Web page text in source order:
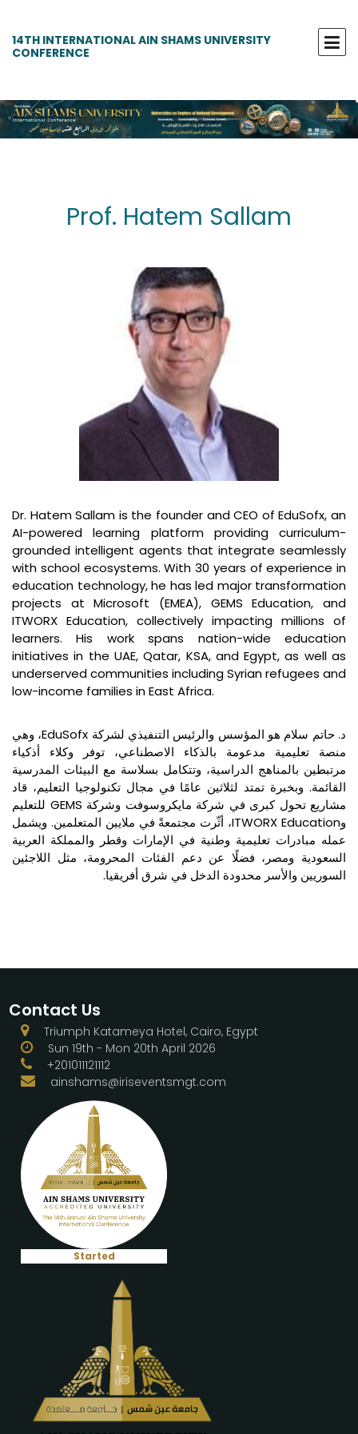
14TH INTERNATIONAL AIN SHAMS UNIVERSITY
CONFERENCE
Prof. Hatem Sallam
Dr. Hatem Sallam is the founder and CEO of EduSofx, an
AI-powered learning platform providing curriculum-
grounded intelligent agents that integrate seamlessly
with school ecosystems. With 30 years of experience in
education technology, he has led major transformation
projects at Microsoft (EMEA), GEMS Education, and
ITWORX Education, collectively impacting millions of
learners. His work spans nation-wide education
initiatives in the UAE, Qatar, KSA, and Egypt, as well as
underserved communities including Syrian refugees and
low-income families in East Africa.
د. حاتم سلام هو المؤسس والرئيس التنفيذي لشركة EduSofx، وهي
منصة تعليمية مدعومة بالذكاء الاصطناعي، توفر وكلاء أذكياء
مرتبطين بالمناهج الدراسية، وتتكامل بسلاسة مع البيئات المدرسية
القائمة. وبخبرة تمتد لثلاثين عامًا في مجال تكنولوجيا التعليم، قاد
مشاريع تحول كبرى في شركة مايكروسوفت وشركة GEMS للتعليم
وITWORX Education، أثّرت مجتمعةً في ملايين المتعلمين. ويشمل
عمله مبادرات تعليمية وطنية في الإمارات وقطر والمملكة العربية
السعودية ومصر، فضلًا عن دعم الفئات المحرومة، مثل اللاجئين
السوريين والأسر محدودة الدخل في شرق أفريقيا.
Contact Us
Triumph Katameya Hotel, Cairo, Egypt
Sun 19th - Mon 20th April 2026
+201011121112
ainshams@iriseventsmgt.com
Started